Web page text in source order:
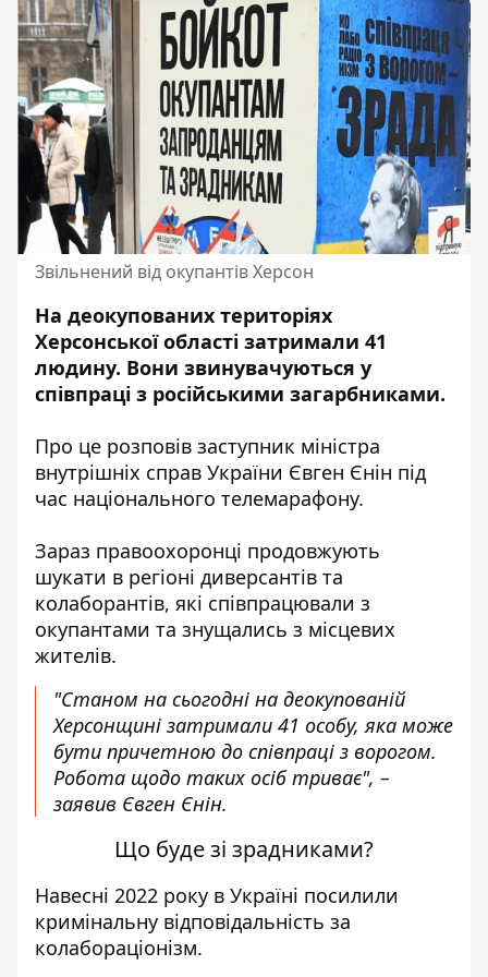
Звільнений від окупантів Херсон
На деокупованих територіях
Херсонської області затримали 41
людину. Вони звинувачуються у
співпраці з російськими загарбниками.
Про це розповів заступник міністра
внутрішніх справ України Євген Єнін під
час національного телемарафону.
Зараз правоохоронці продовжують
шукати в регіоні диверсантів та
колаборантів, які співпрацювали з
окупантами та знущались з місцевих
жителів.
"Станом на сьогодні на деокупованій
Херсонщині затримали 41 особу, яка може
бути причетною до співпраці з ворогом.
Робота щодо таких осіб триває", –
заявив Євген Єнін.
Що буде зі зрадниками?
Навесні 2022 року в Україні посилили
кримінальну відповідальність за
колабораціонізм.